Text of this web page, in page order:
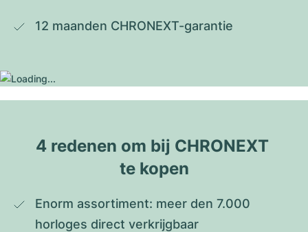
12 maanden CHRONEXT-garantie
4 redenen om bij CHRONEXT
te kopen
Enorm assortiment: meer den 7.000
horloges direct verkrijgbaar